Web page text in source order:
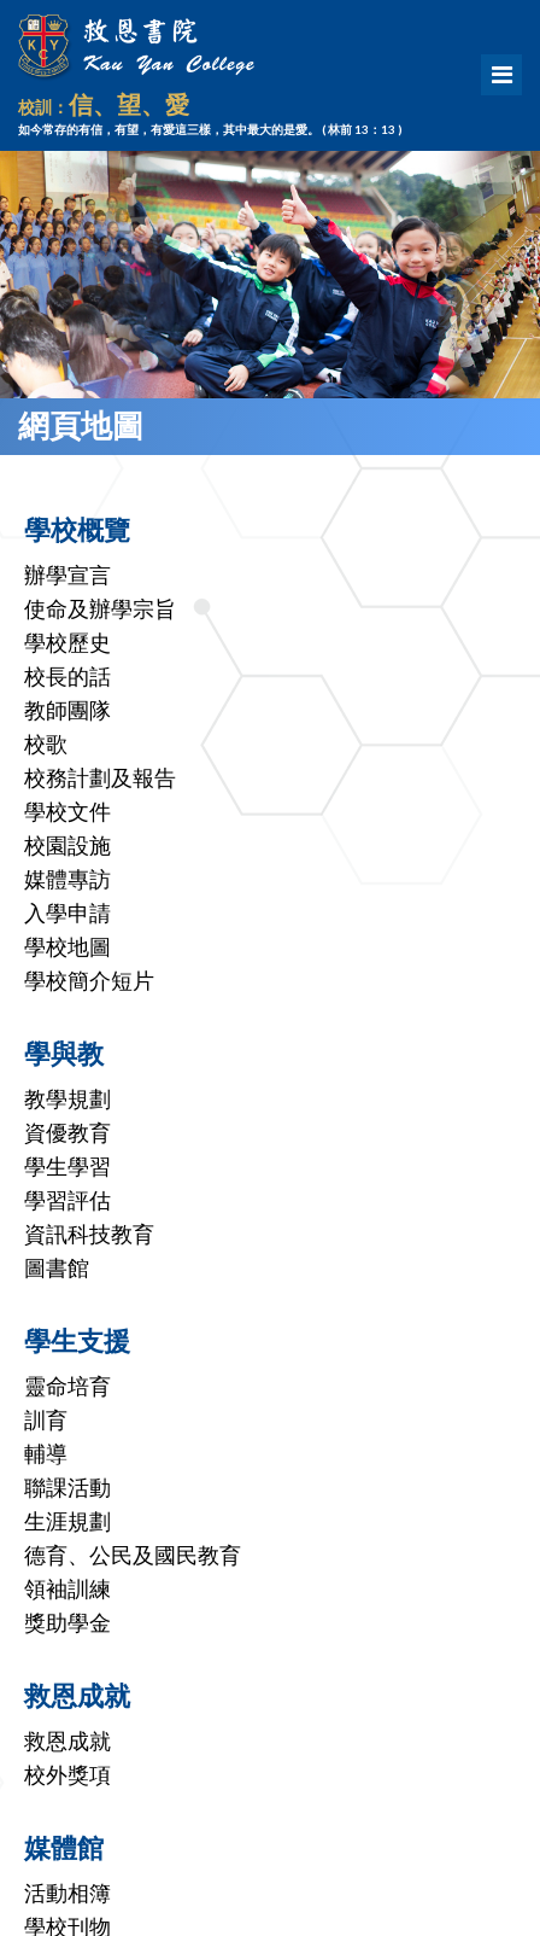
校訓：信、望、愛
如今常存的有信，有望，有愛這三樣，其中最大的是愛。 ( 林前 13：13 )
網頁地圖
學校概覽
辦學宣言
使命及辦學宗旨
學校歷史
校長的話
教師團隊
校歌
校務計劃及報告
學校文件
校園設施
媒體專訪
入學申請
學校地圖
學校簡介短片
學與教
教學規劃
資優教育
學生學習
學習評估
資訊科技教育
圖書館
學生支援
靈命培育
訓育
輔導
聯課活動
生涯規劃
德育、公民及國民教育
領袖訓練
獎助學金
救恩成就
救恩成就
校外獎項
媒體館
活動相簿
學校刊物